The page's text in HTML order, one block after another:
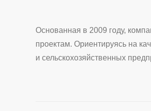
Основанная в 2009 году,
проектам. Ориентируясь на
и сельскохозяйственных